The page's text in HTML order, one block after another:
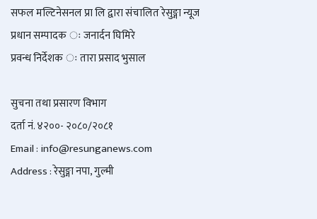
सफल मल्टिनेसनल प्रा लि द्वारा संचालित रेसुङ्गा न्यूज
प्रधान सम्पादक ः जनार्दन घिमिरे
प्रवन्ध निर्देशक ः तारा प्रसाद भुसाल
सुचना तथा प्रसारण विभाग
दर्ता नं. ४२००- २०८०/२०८१
Email : info@resunganews.com
Address : रेसुङ्गा नपा, गुल्मी